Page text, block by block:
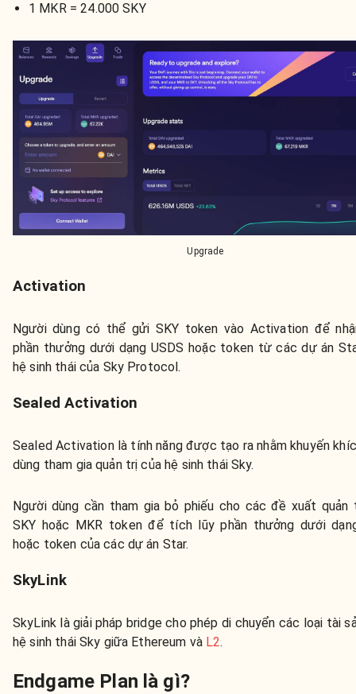
1 MKR = 24.000 SKY
Upgrade
Activation
Người dùng có thể gửi SKY token vào Activation để
phần thưởng dưới dạng USDS hoặc token từ các dự án
hệ sinh thái của Sky Protocol.
Sealed Activation
Sealed Activation là tính năng được tạo ra nhằm khuyến
dùng tham gia quản trị của hệ sinh thái Sky.
Người dùng cần tham gia bỏ phiếu cho các đề xuất quản
SKY hoặc MKR token để tích lũy phần thưởng dưới
hoặc token của các dự án Star.
SkyLink
SkyLink là giải pháp bridge cho phép di chuyển các loại tài
hệ sinh thái Sky giữa Ethereum và L2.
Endgame Plan là gì?